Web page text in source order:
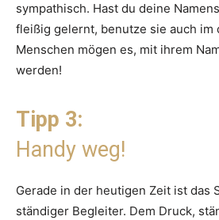
sympathisch. Hast du deine
fleißig gelernt, benutze sie auch im
Menschen mögen es, mit ihrem
werden!
Tipp 3:
Handy weg!
Gerade in der heutigen Zeit ist das
ständiger Begleiter. Dem Druck,